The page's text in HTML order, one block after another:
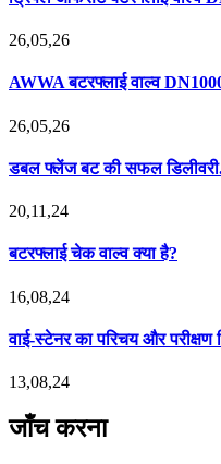
26,05,26
AWWA बटरफ्लाई वाल्व
26,05,26
डबल फ्लेंज बट की सफल
20,11,24
बटरफ्लाई चेक वाल्व क्या है?
16,08,24
वाई-स्टेनर का परिचय और परीक्षण
13,08,24
जाँच करना